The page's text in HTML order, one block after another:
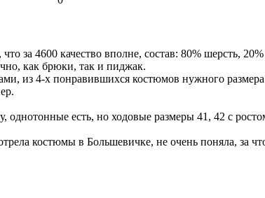
за 4600 качество вполне, состав: 80% шерсть,
как брюки, так и пиджак.
из 4-х понравившихся костюмов нужного
есть, но ходовые размеры 41, 42 с
костюмы в Большевичке, не очень поняла, за